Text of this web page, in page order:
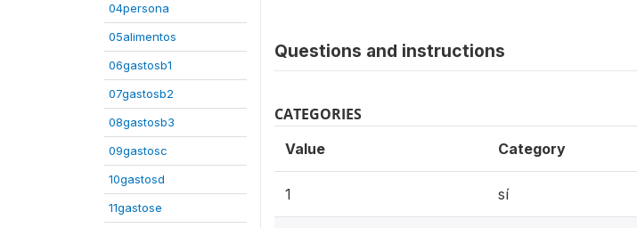
04persona
05alimentos
06gastosb1
07gastosb2
08gastosb3
09gastosc
10gastosd
11gastose
Questions and instructions
CATEGORIES
Value Category
1 sí